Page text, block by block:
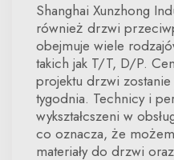
Shanghai Xunzhong
również drzwi
obejmuje wiele
takich jak T/T, D/P.
projektu drzwi
tygodnia. Technicy i
wykształcszeni w
co oznacza, że
materiały do drzwi